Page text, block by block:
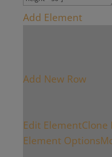
Add Element
Add New Row
Edit ElementClone
Element Options